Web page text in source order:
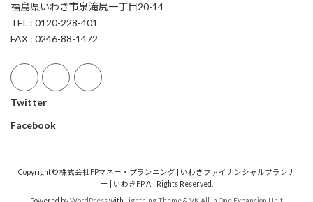
福島県いわき市泉滝尻一丁目20-14
TEL : 0120-228-401
FAX : 0246-88-1472
Twitter
Facebook
Copyright © 株式会社FPマネー・プランニング | いわきファイナンシャルプランナ
ー | いわきFP All Rights Reserved.